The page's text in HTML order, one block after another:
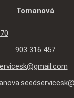
Tomanová
903 316 457